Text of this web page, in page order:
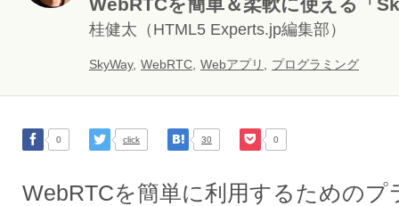
桂健太 （HTML5 Experts.jp編集部）
SkyWay, WebRTC Webアプリ プログラミング
0 click 30 0
WebRTCを簡単に利用するためのプ